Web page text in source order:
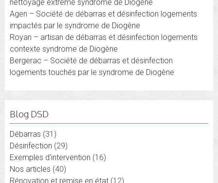
nettoyage extrême syndrome de Diogène
Agen – Société de débarras et désinfection logements
impactés par le syndrome de Diogène
Royan – artisan de débarras et désinfection logements
contexte syndrome de Diogène
Bergerac – Société de débarras et désinfection
logements touchés par le syndrome de Diogène
Blog DSD
Débarras (31)
Désinfection (29)
Exemples d'intervention (16)
Nos articles (40)
Rénovation et remise en état (12)